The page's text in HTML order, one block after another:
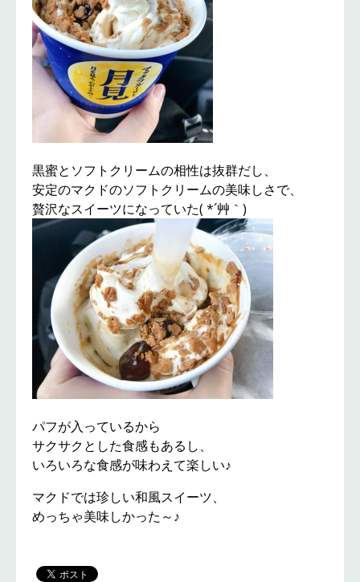
黒蜜とソフトクリームの相性は抜群だし、
安定のマクドのソフトクリームの美味しさで、
贅沢なスイーツになっていた( *´艸｀)
パフが入っているから
サクサクとした食感もあるし、
いろいろな食感が味わえて楽しい♪
マクドでは珍しい和風スイーツ、
めっちゃ美味しかった～♪